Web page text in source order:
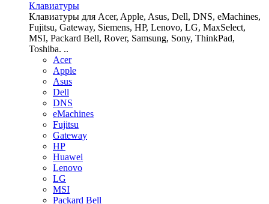
Клавиатуры
Клавиатуры для Acer, Apple, Asus, Dell, DNS, eMachines,
Fujitsu, Gateway, Siemens, HP, Lenovo, LG, MaxSelect,
MSI, Packard Bell, Rover, Samsung, Sony, ThinkPad,
Toshiba. ..
Acer
Apple
Asus
Dell
DNS
eMachines
Fujitsu
Gateway
HP
Huawei
Lenovo
LG
MSI
Packard Bell